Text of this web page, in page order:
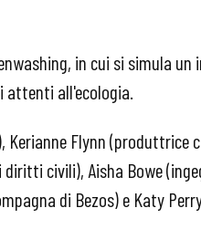
in cui si simula
all'ecologia.
Kerianne Flynn
civili), Aisha Bowe
di Bezos) e Katy